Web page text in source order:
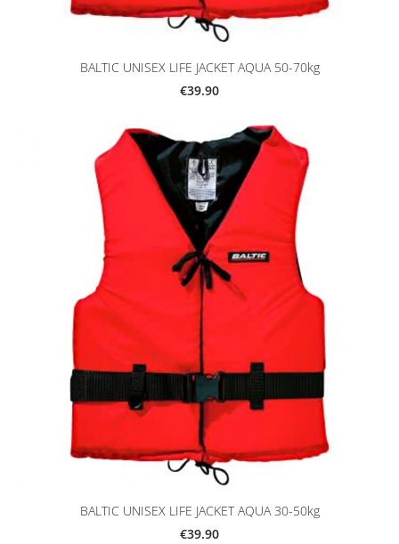
BALTIC UNISEX LIFE JACKET AQUA 50-70kg
€39.90
BALTIC UNISEX LIFE JACKET AQUA 30-50kg
€39.90